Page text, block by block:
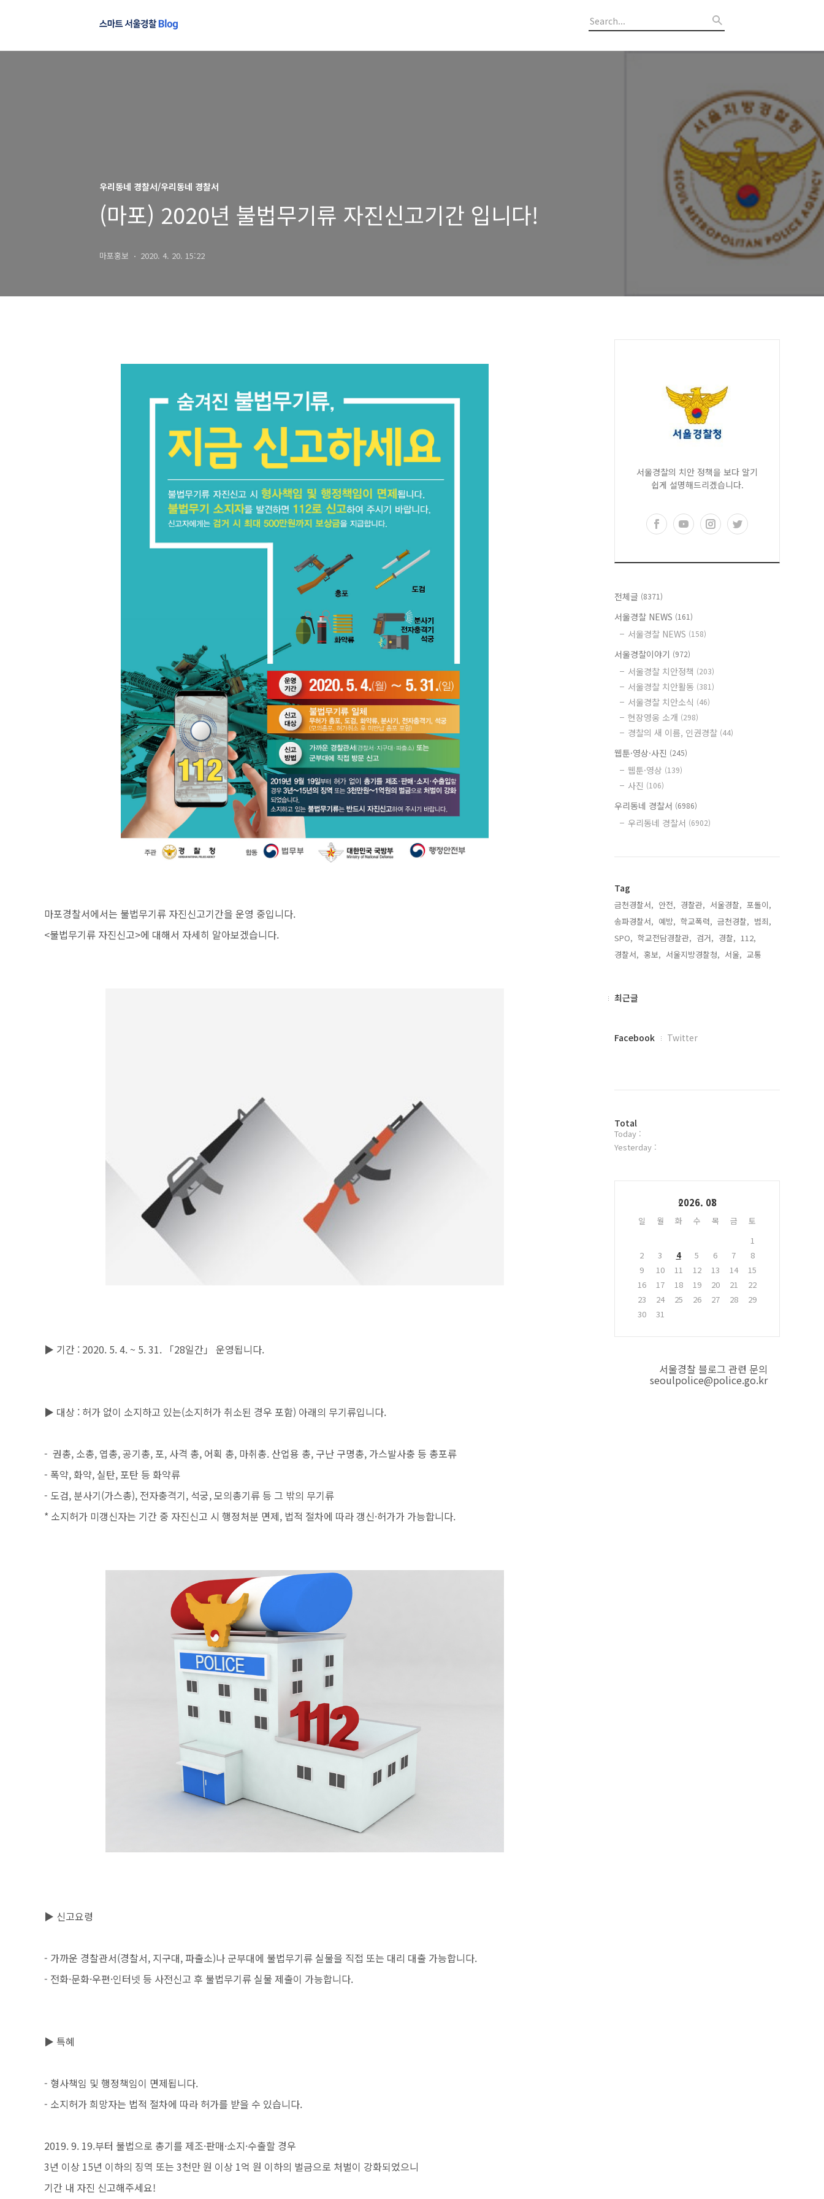
우리동네 경찰서/우리동네 경찰서
(마포) 2020년 불법무기류 자진신고기간 입니다!
마포홍보 2020. 4. 20. 15:22
마포경찰서에서는 불법무기류 자진신고기간을 운영 중입니다.
<불법무기류 자진신고>에 대해서 자세히 알아보겠습니다.
▶ 기간 : 2020. 5. 4. ~ 5. 31. 「28일간」 운영됩니다.
▶ 대상 : 허가 없이 소지하고 있는(소지허가 취소된 경우 포함) 아래의 무기류입니다.
- 권총, 소총, 엽총, 공기총, 포, 사격 총, 어획 총, 마취총. 산업용 총, 구난 구명총, 가스발사충 등 총포류
- 폭약, 화약, 실탄, 포탄 등 화약류
- 도검, 분사기(가스총), 전자충격기, 석궁, 모의총기류 등 그 밖의 무기류
* 소지허가 미갱신자는 기간 중 자진신고 시 행정처분 면제, 법적 절차에 따라 갱신·허가가 가능합니다.
▶ 신고요령
- 가까운 경찰관서(경찰서, 지구대, 파출소)나 군부대에 불법무기류 실물을 직접 또는 대리 대출 가능합니다.
- 전화·문화·우편·인터넷 등 사전신고 후 불법무기류 실물 제출이 가능합니다.
▶ 특혜
- 형사책임 및 행정책임이 면제됩니다.
- 소지허가 희망자는 법적 절차에 따라 허가를 받을 수 있습니다.
2019. 9. 19.부터 불법으로 총기를 제조·판매·소지·수출할 경우
3년 이상 15년 이하의 징역 또는 3천만 원 이상 1억 원 이하의 벌금으로 처벌이 강화되었으니
기간 내 자진 신고해주세요!
서울경찰의 치안 정책을 보다 알기
쉽게 설명해드리겠습니다.
전체글 (8371)
서울경찰 NEWS (161)
서울경찰 NEWS (158)
서울경찰이야기 (972)
서울경찰 치안정책 (203)
서울경찰 치안활동 (381)
서울경찰 치안소식 (46)
현장영웅 소개 (298)
경찰의 새 이름, 인권경찰 (44)
웹툰·영상·사진 (245)
웹툰·영상 (139)
사진 (106)
우리동네 경찰서 (6986)
우리동네 경찰서 (6902)
Tag
금천경찰서, 안전, 경찰관, 서울경찰, 포돌이,
송파경찰서, 예방, 학교폭력, 금천경찰, 범죄,
SPO, 학교전담경찰관, 검거, 경찰, 112,
경찰서, 홍보, 서울지방경찰청, 서울, 교통,
최
최근글
페
플
러
그
Facebook Twitter
방
문
자
Total
Today :
Yesterday :
2026. 08
일 월 화 수 목 금
토
1
2
3 4 5 6 7
8
9
10 11 12 13 14
15
16
17 18 19 20 21
22
23
24 25 26 27 28
29
30
31
서울경찰 블로그 관련 문의
seoulpolice@police.go.kr